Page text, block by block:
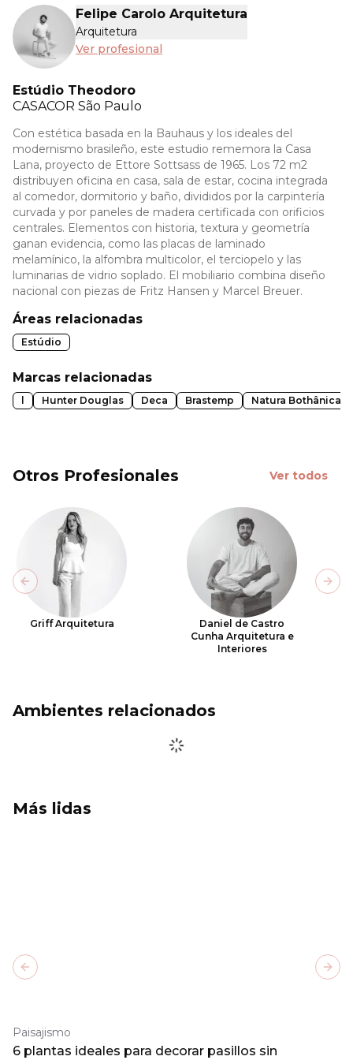
Felipe Carolo Arquitetura
Arquitetura
Ver profesional
Estúdio Theodoro
CASACOR São Paulo
Con estética basada en la Bauhaus y los ideales del
modernismo brasileño, este estudio rememora la Casa
Lana, proyecto de Ettore Sottsass de 1965. Los 72 m2
distribuyen oficina en casa, sala de estar, cocina integrada
al comedor, dormitorio y baño, divididos por la carpintería
curvada y por paneles de madera certificada con orificios
centrales. Elementos con historia, textura y geometría
ganan evidencia, como las placas de laminado
melamínico, la alfombra multicolor, el terciopelo y las
luminarias de vidrio soplado. El mobiliario combina diseño
nacional con piezas de Fritz Hansen y Marcel Breuer.
Áreas relacionadas
Estúdio
Marcas relacionadas
l Hunter Douglas Deca Brastemp Natura Bothânica
Otros Profesionales Ver todos
Griff Arquitetura
Daniel de Castro
Cunha Arquitetura e
Interiores
Previous slide
Ambientes relacionados
Más lidas
Paisajismo
6 plantas ideales para decorar pasillos sin
Previous slide